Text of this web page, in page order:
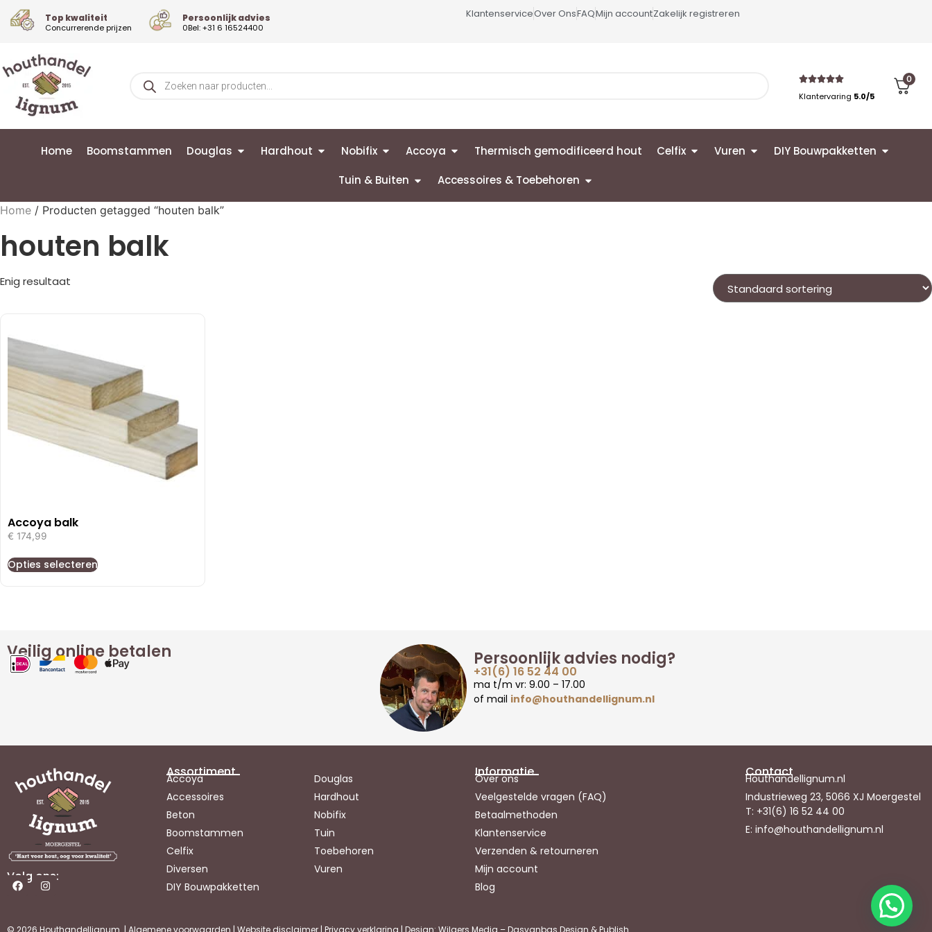
Top kwaliteit
Concurrerende prijzen
Persoonlijk advies
0Bel: +31 6 16524400
KlantenserviceOver OnsFAQMijn accountZakelijk registreren
Klantervaring 5.0/5
0
Home Boomstammen Douglas Hardhout Nobifix Accoya Thermisch gemodificeerd hout Celfix Vuren DIY Bouwpakketten
Tuin & Buiten Accessoires & Toebehoren
Home / Producten getagged “houten balk”
houten balk
Enig resultaat
Accoya balk
€ 174,99
Opties selecteren
Veilig online betalen Persoonlijk advies nodig?
+31(6) 16 52 44 00
ma t/m vr: 9.00 – 17.00
of mail info@houthandellignum.nl
Volg ons:
Assortiment
Accoya
Accessoires
Beton
Boomstammen
Celfix
Diversen
DIY Bouwpakketten
Douglas
Hardhout
Nobifix
Tuin
Toebehoren
Vuren
Informatie
Over ons
Veelgestelde vragen (FAQ)
Betaalmethoden
Klantenservice
Verzenden & retourneren
Mijn account
Blog
Contact
Houthandellignum.nl
Industrieweg 23, 5066 XJ Moergestel
T: +31(6) 16 52 44 00
E: info@houthandellignum.nl
© 2026 Houthandellignum | Algemene voorwaarden | Website disclaimer | Privacy verklaring | Design: Wilgers Media – Dasvanbas Design & Publish